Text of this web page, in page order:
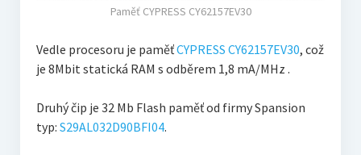
Paměť CYPRESS CY62157EV30
Vedle procesoru je paměťCYPRESS CY62157EV30, což
je 8Mbit statická RAM s odběrem 1,8 mA/MHz .
Druhý čip je 32 Mb Flash paměť od firmy Spansion
typ: S29AL032D90BFI04.